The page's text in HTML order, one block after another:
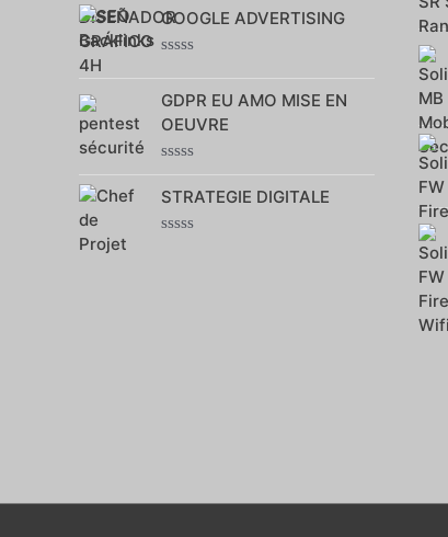
0
sur
5
GOOGLE ADVERTISING
sur
5
GDPR EU AMO MISE EN
OEUVRE
0
sur
5
STRATEGIE DIGITALE